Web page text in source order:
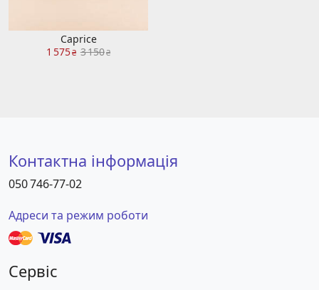
Caprice
1 575₴ 3 150₴
Контактна інформація
050 746-77-02
Адреси та режим роботи
Сервіс